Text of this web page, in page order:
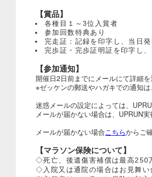
【賞品】
各種目１～3位入賞者
参加回数特典あり
完走証：記録を印字し、当日
完歩証・完歩証明証を印字し
【参加通知】
開催日2日前までにメールにて詳細を
※ゼッケンの郵送やハガキでの通知
迷惑メールの設定によっては、
メールが届かない場合は、UPRUN
メールが届かない場合こちらからご
【マラソン保険について】
◇死亡、後遺傷害補償は最高250
◇入院又は通院の場合はお見舞い